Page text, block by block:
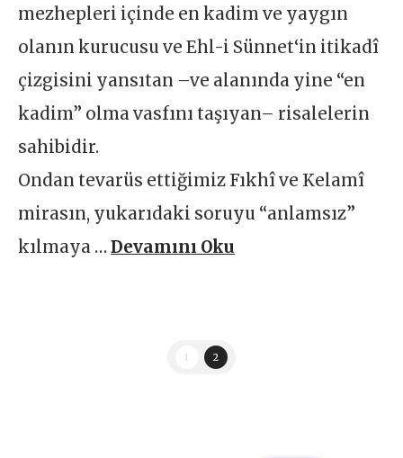
mezhepleri içinde en kadim ve yaygın
olanın kurucusu ve Ehl-i Sünnet‘in itikadî
çizgisini yansıtan –ve alanında yine “en
kadim” olma vasfını taşıyan– risalelerin
sahibidir.
Ondan tevarüs ettiğimiz Fıkhî ve Kelamî
mirasın, yukarıdaki soruyu “anlamsız”
kılmaya …Devamını Oku
1 2